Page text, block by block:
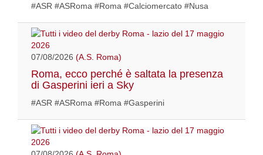
#ASR #ASRoma #Roma #Calciomercato #Nusa
07/08/2026 (A.S. Roma)
Roma, ecco perché è saltata la presenza
di Gasperini ieri a Sky
#ASR #ASRoma #Roma #Gasperini